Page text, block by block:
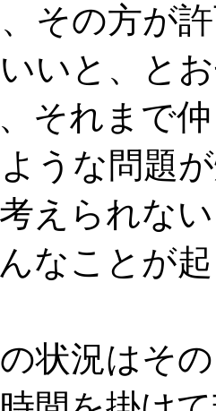
その方が
いと、と
それまで
うな問題
えられな
なことが
状況はそ